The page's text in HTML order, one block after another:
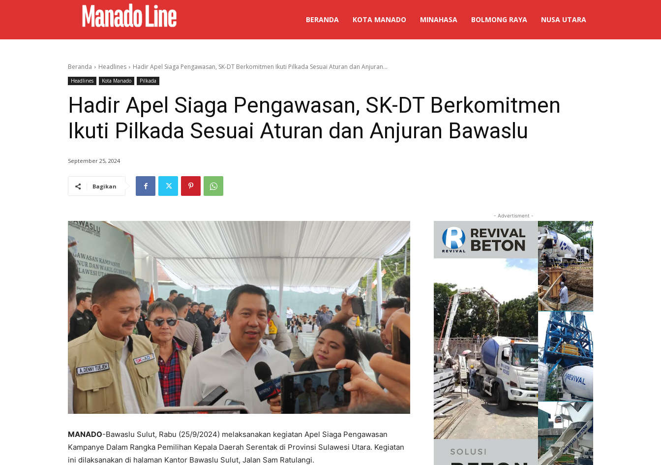
BERANDA KOTA MANADO MINAHASA BOLMONG RAYA NUSA UTARA
Beranda Headlines Hadir Apel Siaga Pengawasan, SK-DT Berkomitmen Ikuti Pilkada Sesuai Aturan dan Anjuran...
Headlines Kota Manado Pilkada
Hadir Apel Siaga Pengawasan, SK-DT Berkomitmen
Ikuti Pilkada Sesuai Aturan dan Anjuran Bawaslu
September 25, 2024
Bagikan
MANADO-Bawaslu Sulut, Rabu (25/9/2024) melaksanakan kegiatan Apel Siaga Pengawasan
Kampanye Dalam Rangka Pemilihan Kepala Daerah Serentak di Provinsi Sulawesi Utara. Kegiatan
ini dilaksanakan di halaman Kantor Bawaslu Sulut, Jalan Sam Ratulangi.
- Advertisment -